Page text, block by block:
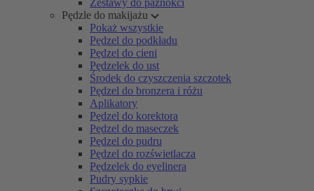
Zestawy do paznokci
Pędzle do makijażu
Pokaż wszystkie
Pędzel do podkładu
Pędzel do cieni
Pędzelek do ust
Środek do czyszczenia szczotek
Pędzel do bronzera i różu
Aplikatory
Pędzel do korektora
Pędzel do maseczek
Pędzel do pudru
Pędzel do rozświetlacza
Pędzelek do eyelinera
Pudry sypkie